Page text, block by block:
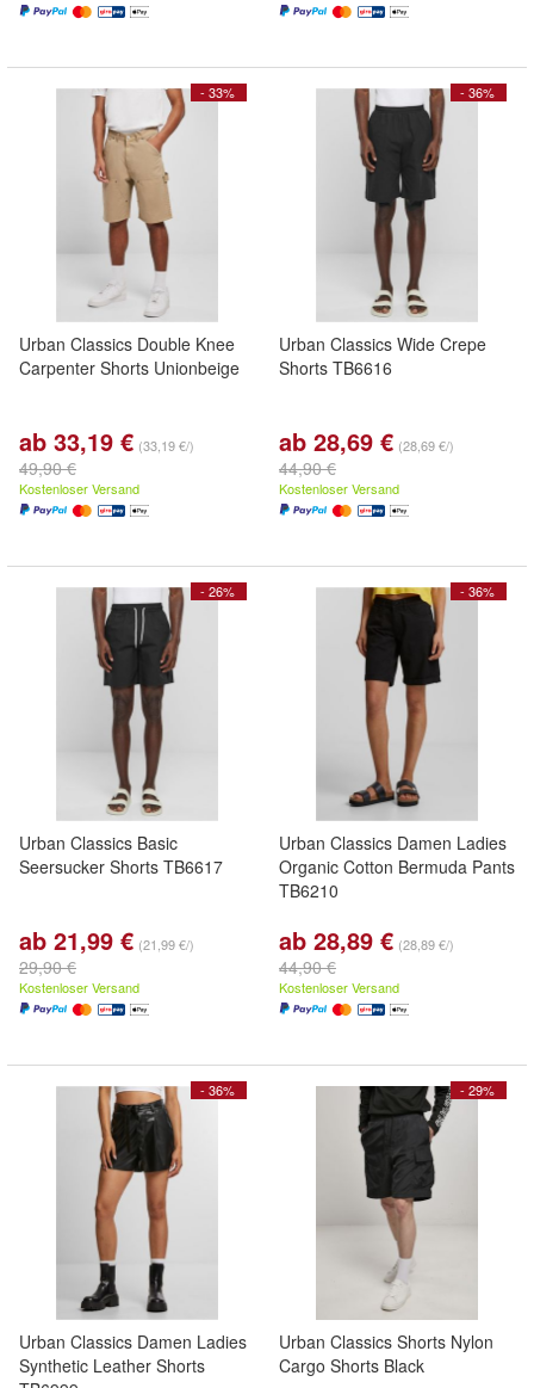
- 33%
Urban Classics Double Knee
Carpenter Shorts Unionbeige
ab 33,19 € (33,19 €/)
49,90 €
Kostenloser Versand
- 36%
Urban Classics Wide Crepe
Shorts TB6616
ab 28,69 € (28,69 €/)
44,90 €
Kostenloser Versand
- 26%
Urban Classics Basic
Seersucker Shorts TB6617
ab 21,99 € (21,99 €/)
29,90 €
Kostenloser Versand
- 36%
Urban Classics Damen Ladies
Organic Cotton Bermuda Pants
TB6210
ab 28,89 € (28,89 €/)
44,90 €
Kostenloser Versand
- 36%
Urban Classics Damen Ladies
Synthetic Leather Shorts
- 29%
Urban Classics Shorts Nylon
Cargo Shorts Black